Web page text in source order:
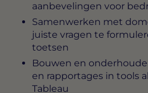
aanbevelingen voor
Samenwerken met
juiste vragen te
toetsen
Bouwen en
en rapportages in tools
Tableau